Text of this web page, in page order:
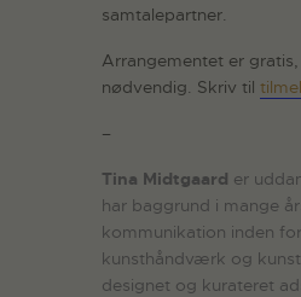
samtalepartner.
Arrangementet er
nødvendig. Skriv til
–
Tina Midtgaard er
har baggrund i mange
kommunikation inden
kunsthåndværk og
designet og kurateret